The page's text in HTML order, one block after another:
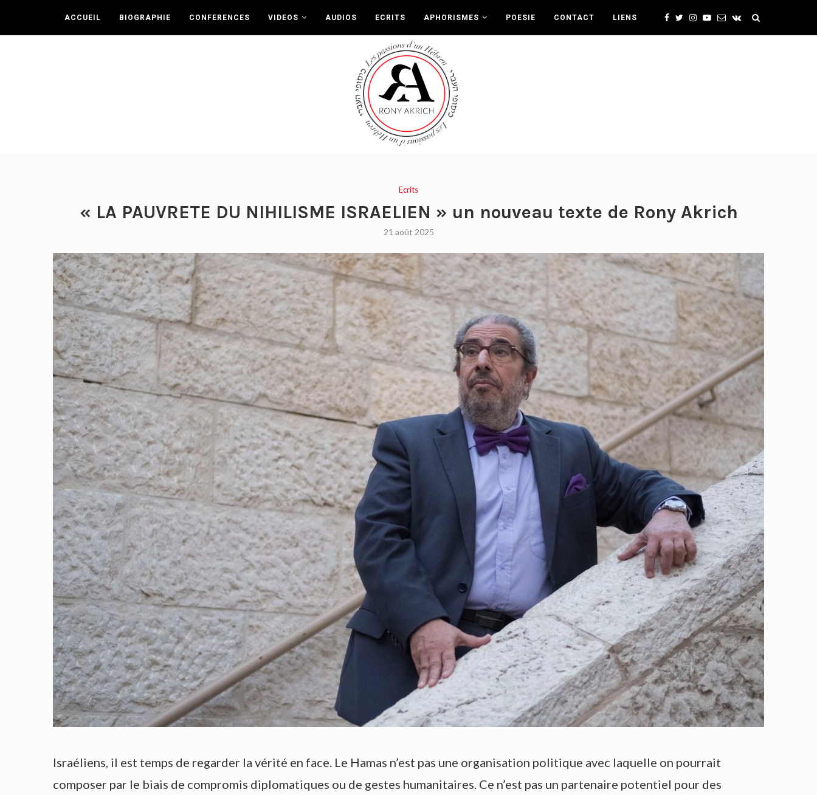
ACCUEIL BIOGRAPHIE CONFERENCES VIDEOS AUDIOS ECRITS APHORISMES POESIE CONTACT LIENS
Ecrits
« LA PAUVRETE DU NIHILISME ISRAELIEN » un nouveau texte de Rony Akrich
21 août 2025
Israéliens, il est temps de regarder la vérité en face. Le Hamas n’est pas une organisation politique avec laquelle on pourrait
composer par le biais de compromis diplomatiques ou de gestes humanitaires. Ce n’est pas un partenaire potentiel pour des